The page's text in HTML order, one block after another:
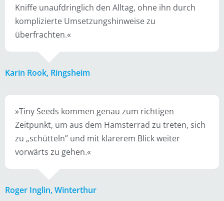
Kniffe unaufdringlich den Alltag, ohne ihn durch
komplizierte Umsetzungshinweise zu
überfrachten.«
Karin Rook, Ringsheim
»Tiny Seeds kommen genau zum richtigen
Zeitpunkt, um aus dem Hamsterrad zu treten, sich
zu „schütteln” und mit klarerem Blick weiter
vorwärts zu gehen.«
Roger Inglin, Winterthur